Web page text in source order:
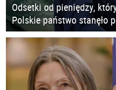
Odsetki od pieniędzy,
Polskie państwo stanęło